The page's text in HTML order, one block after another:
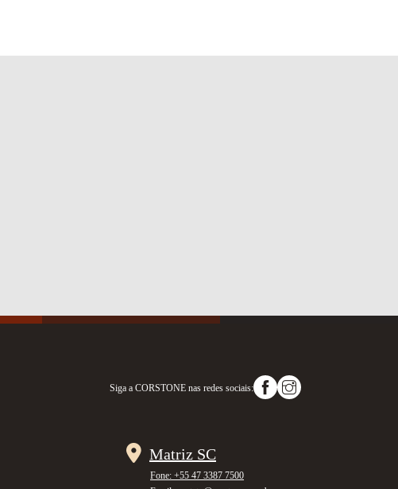
Siga a CORSTONE nas redes sociais:
Matriz SC
Fone: +55 47 3387 7500